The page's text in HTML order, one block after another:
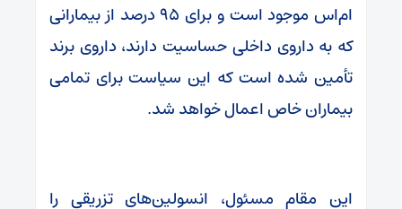
ام‌اس موجود است و برای ۹۵ درصد از بیمارانی
که به داروی داخلی حساسیت دارند، داروی برند
تأمین شده است که این سیاست برای تمامی
بیماران خاص اعمال خواهد شد.
این مقام مسئول، انسولین‌های تزریقی را